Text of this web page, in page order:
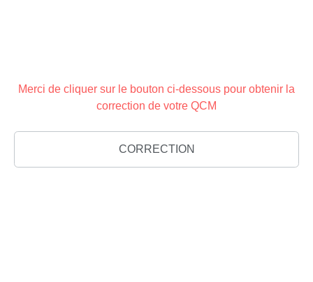
Merci de cliquer sur le bouton ci-dessous pour obtenir la
correction de votre QCM